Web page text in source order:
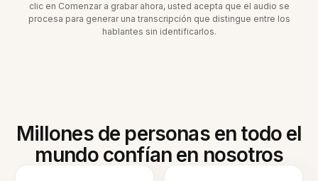
clic en Comenzar a grabar ahora, usted acepta que el audio se
procesa para generar una transcripción que distingue entre los
hablantes sin identificarlos.
Millones de personas en todo el
mundo confían en nosotros